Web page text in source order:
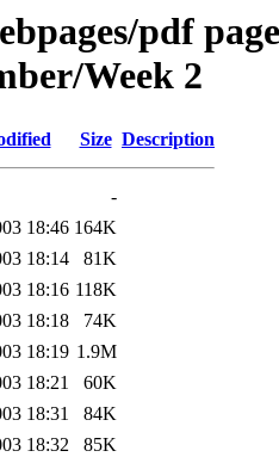
pdf
Week 2
Size Description
-
18:46 164K
18:14
81K
18:16 118K
18:18
74K
18:19 1.9M
18:21
60K
18:31
84K
18:32
85K